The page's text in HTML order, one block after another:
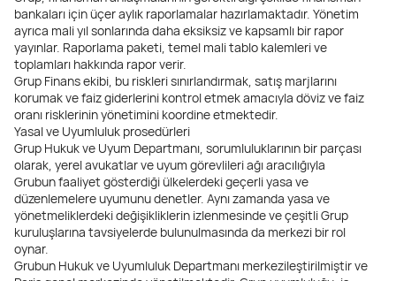
bankaları için üçer aylık raporlamalar hazırlamaktadır. Yönetim
ayrıca mali yıl sonlarında daha eksiksiz ve kapsamlı bir rapor
yayınlar. Raporlama paketi, temel mali tablo kalemleri ve
toplamları hakkında rapor verir.
Grup Finans ekibi, bu riskleri sınırlandırmak, satış marjlarını
korumak ve faiz giderlerini kontrol etmek amacıyla döviz ve faiz
oranı risklerinin yönetimini koordine etmektedir.
Yasal ve Uyumluluk prosedürleri
Grup Hukuk ve Uyum Departmanı, sorumluluklarının bir parçası
olarak, yerel avukatlar ve uyum görevlileri ağı aracılığıyla
Grubun faaliyet gösterdiği ülkelerdeki geçerli yasa ve
düzenlemelere uyumunu denetler. Aynı zamanda yasa ve
yönetmeliklerdeki değişikliklerin izlenmesinde ve çeşitli Grup
kuruluşlarına tavsiyelerde bulunulmasında da merkezi bir rol
oynar.
Grubun Hukuk ve Uyumluluk Departmanı merkezileştirilmiştir ve